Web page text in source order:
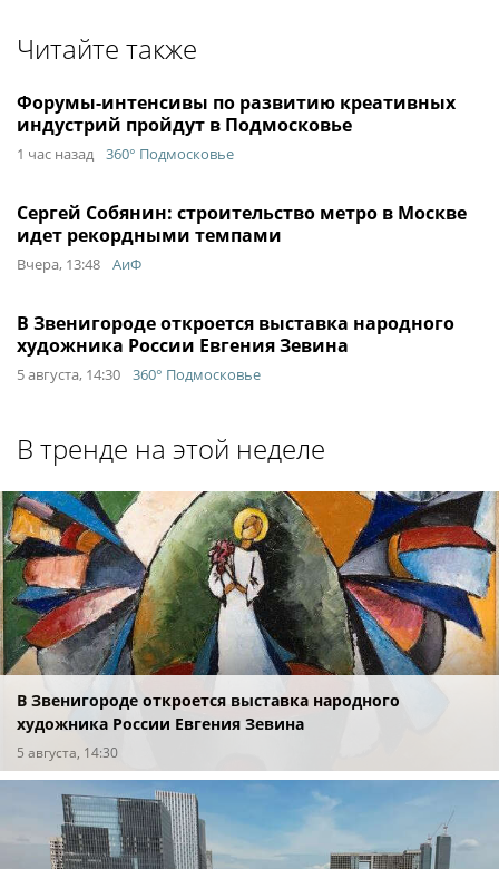
Читайте также
Форумы-интенсивы по развитию креативных
индустрий пройдут в Подмосковье
1 час назад 360° Подмосковье
Сергей Собянин: строительство метро в Москве
идет рекордными темпами
Вчера, 13:48 АиФ
В Звенигороде откроется выставка народного
художника России Евгения Зевина
5 августа, 14:30 360° Подмосковье
В тренде на этой неделе
В Звенигороде откроется выставка народного
художника России Евгения Зевина
5 августа, 14:30